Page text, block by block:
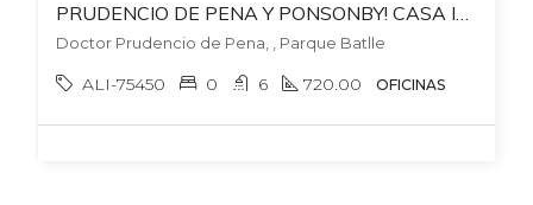
Doctor Prudencio de Pena, , Parque Batlle
ALI-75450 0 6 720.00 OFICINAS